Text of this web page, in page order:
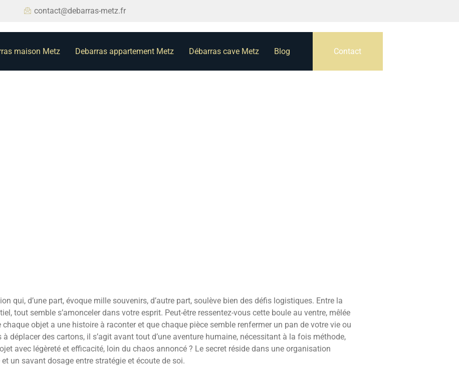
contact@debarras-metz.fr
maison Metz Debarras appartement Metz Débarras cave Metz Blog Contact
qui, d’une part, évoque mille souvenirs, d’autre part, soulève bien des défis logistiques. Entre la
tout semble s’amonceler dans votre esprit. Peut-être ressentez-vous cette boule au ventre, mêlée
objet a une histoire à raconter et que chaque pièce semble renfermer un pan de votre vie ou
déplacer des cartons, il s’agit avant tout d’une aventure humaine, nécessitant à la fois méthode,
avec légèreté et efficacité, loin du chaos annoncé ? Le secret réside dans une organisation
un savant dosage entre stratégie et écoute de soi.